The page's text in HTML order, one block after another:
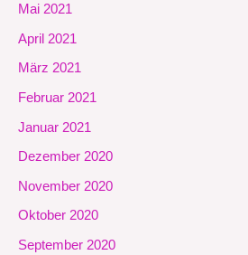
Mai 2021
April 2021
März 2021
Februar 2021
Januar 2021
Dezember 2020
November 2020
Oktober 2020
September 2020